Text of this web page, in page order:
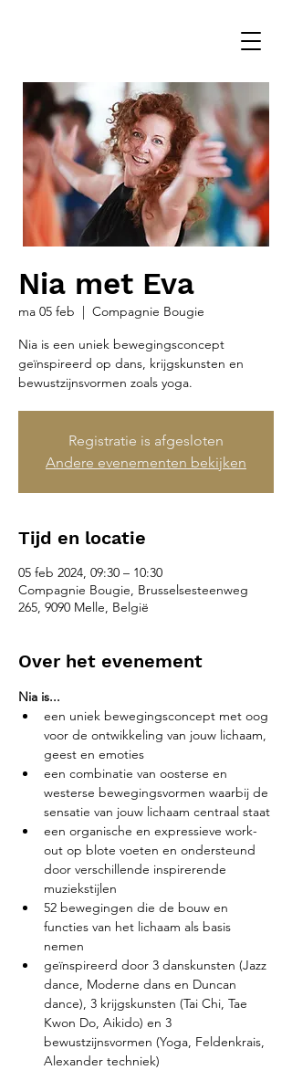
Nia met Eva
ma 05 feb
  |
Compagnie Bougie
Nia is een uniek bewegingsconcept
geïnspireerd op dans, krijgskunsten en
bewustzijnsvormen zoals yoga.
Registratie is afgesloten
Andere evenementen bekijken
Tijd en locatie
05 feb 2024, 09:30 – 10:30
Compagnie Bougie, Brusselsesteenweg
265, 9090 Melle, België
Over het evenement
Nia is...
een uniek bewegingsconcept met oog
voor de ontwikkeling van jouw lichaam,
geest en emoties
een combinatie van oosterse en
westerse bewegingsvormen waarbij de
sensatie van jouw lichaam centraal staat
een organische en expressieve work-
out op blote voeten en ondersteund
door verschillende inspirerende
muziekstijlen
52 bewegingen die de bouw en
functies van het lichaam als basis
nemen
geïnspireerd door 3 danskunsten (Jazz
dance, Moderne dans en Duncan
dance), 3 krijgskunsten (Tai Chi, Tae
Kwon Do, Aikido) en 3
bewustzijnsvormen (Yoga, Feldenkrais,
Alexander techniek)